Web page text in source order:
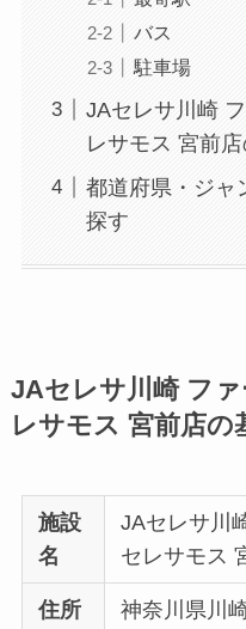
バス
駐車場
JAセレサ川崎
レサモス 宮前
都道府県・ジャ
探す
JAセレサ川崎 フ
レサモス 宮前店の
施設
名
JAセレサ川
セレサモス
住所 神奈川県川